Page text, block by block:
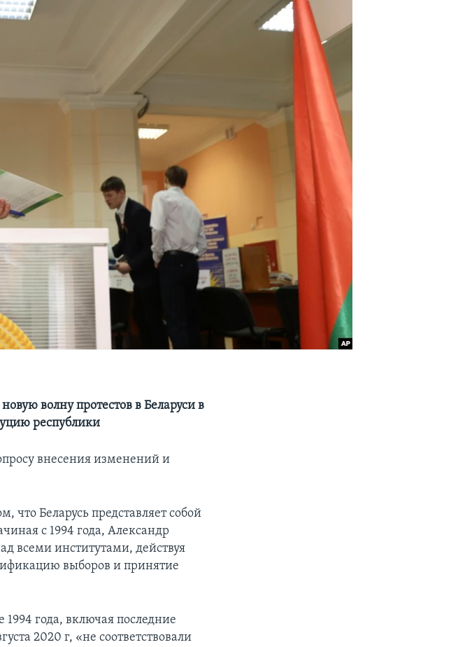
волну протестов в Беларуси в
республики
внесения изменений и
что Беларусь представляет собой
с 1994 года, Александр
всеми институтами, действуя
выборов и принятие
года, включая последние
2020 г, «не соответствовали